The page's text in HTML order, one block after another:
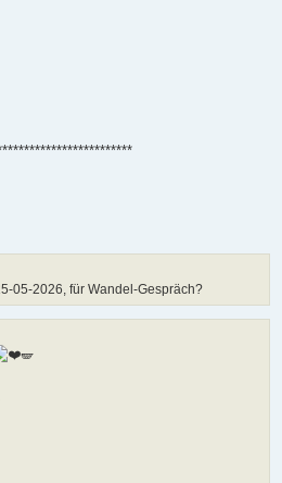
05-2026, für Wandel-Gespräch?
🪽